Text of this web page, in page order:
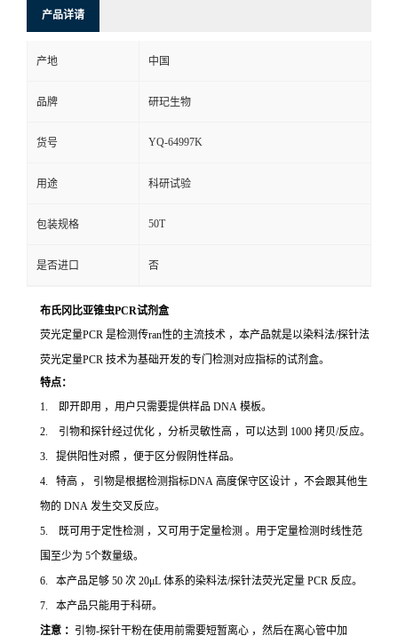
产品详请
产地 中国
品牌 研玘生物
货号 YQ-64997K
用途 科研试验
包装规格 50T
是否进口 否
布氏冈比亚锥虫PCR试剂盒
荧光定量PCR 是检测传ran性的主流技术 ，本产品就是以染料法/探针法
荧光定量PCR 技术为基础开发的专门检测对应指标的试剂盒。
特点：
1. 即开即用 ，用户只需要提供样品 DNA 模板。
2. 引物和探针经过优化 ，分析灵敏性高 ，可以达到 1000 拷贝/反应。
3. 提供阳性对照 ，便于区分假阴性样品。
4. 特高 ， 引物是根据检测指标DNA 高度保守区设计 ，不会跟其他生
物的 DNA 发生交叉反应。
5. 既可用于定性检测 ，又可用于定量检测 。用于定量检测时线性范
围至少为 5个数量级。
6. 本产品足够 50 次 20μL 体系的染料法/探针法荧光定量 PCR 反应。
7. 本产品只能用于科研。
注意 ： 引物-探针干粉在使用前需要短暂离心 ，然后在离心管中加